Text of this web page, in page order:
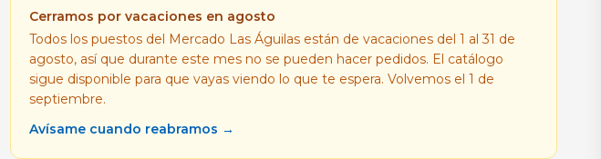
Cerramos por vacaciones en agosto
Todos los puestos del Mercado Las Águilas están de vacaciones del 1 al 31 de
agosto, así que durante este mes no se pueden hacer pedidos. El catálogo
sigue disponible para que vayas viendo lo que te espera. Volvemos el 1 de
septiembre.
Avísame cuando reabramos →